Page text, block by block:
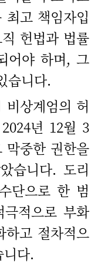
고 책임자입
헌법과 법률
어야 하며, 그
습니다.
상계엄의 허
년 12월 3
막중한 권한을
습니다. 도리
단으로 한 범
적으로 부화
하고 절차적으
다.